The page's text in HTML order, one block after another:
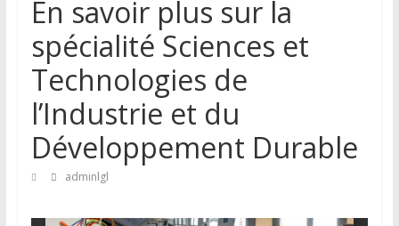
En savoir plus sur la
spécialité Sciences et
Technologies de
l’Industrie et du
Développement Durable
adminlgl